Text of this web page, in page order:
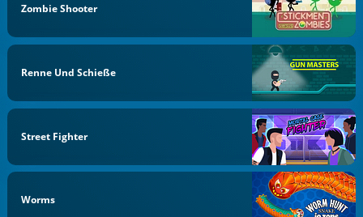
Zombie Shooter
Renne Und Schieße
Street Fighter
Worms